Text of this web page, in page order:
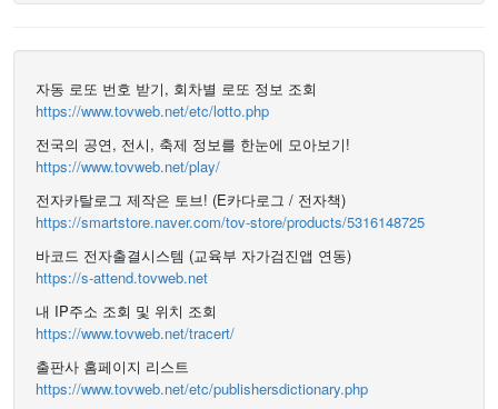
자동 로또 번호 받기, 회차별 로또 정보 조회
https://www.tovweb.net/etc/lotto.php
전국의 공연, 전시, 축제 정보를 한눈에 모아보기!
https://www.tovweb.net/play/
전자카탈로그 제작은 토브! (E카다로그 / 전자책)
https://smartstore.naver.com/tov-store/products/5316148725
바코드 전자출결시스템 (교육부 자가검진앱 연동)
https://s-attend.tovweb.net
내 IP주소 조회 및 위치 조회
https://www.tovweb.net/tracert/
출판사 홈페이지 리스트
https://www.tovweb.net/etc/publishersdictionary.php